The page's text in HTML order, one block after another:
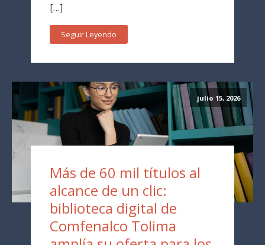
[…]
Seguir Leyendo
julio 15, 2026
Más de 60 mil títulos al
alcance de un clic:
biblioteca digital de
Comfenalco Tolima